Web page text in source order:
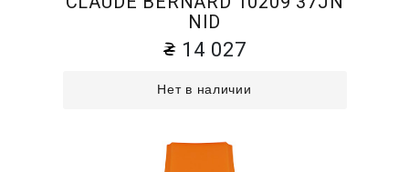
NID
14 027
Нет в наличии